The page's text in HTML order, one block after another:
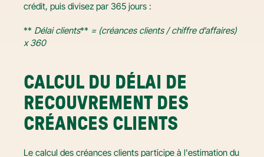
crédit, puis divisez par 365 jours :
** Délai clients** = (créances clients / chiffre d’affaires)
x 360
CALCUL DU DÉLAI DE
RECOUVREMENT DES
CRÉANCES CLIENTS